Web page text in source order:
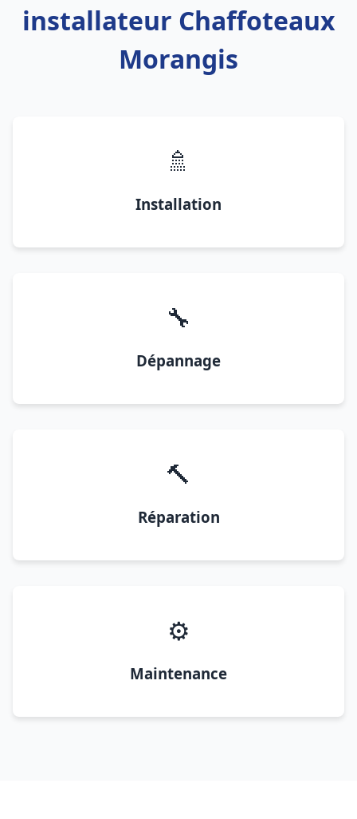
installateur Chaffoteaux
Morangis
🚿
Installation
🔧
Dépannage
🔨
Réparation
⚙️
Maintenance